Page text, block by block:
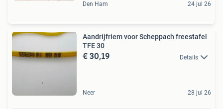
Den Ham 24 jul 26
Aandrijfriem voor Scheppach freestafel
TFE 30
€ 30,19 Details
Neer 28 jul 26